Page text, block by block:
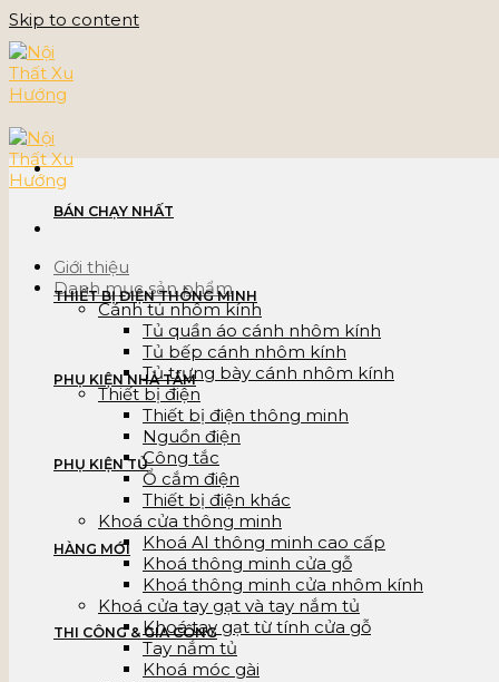
Skip to content
Giới thiệu
Danh mục sản phẩm
Cánh tủ nhôm kính
Tủ quần áo cánh nhôm kính
Tủ bếp cánh nhôm kính
Tủ trưng bày cánh nhôm kính
Thiết bị điện
Thiết bị điện thông minh
Nguồn điện
Công tắc
Ổ cắm điện
Thiết bị điện khác
Khoá cửa thông minh
Khoá AI thông minh cao cấp
Khoá thông minh cửa gỗ
Khoá thông minh cửa nhôm kính
Khoá cửa tay gạt và tay nắm tủ
Khoá tay gạt từ tính cửa gỗ
Tay nắm tủ
Khoá móc gài
BÁN CHẠY NHẤT
THIẾT BỊ ĐIỆN THÔNG MINH
PHỤ KIỆN NHÀ TẮM
PHỤ KIỆN TỦ
HÀNG MỚI
THI CÔNG & GIA CÔNG